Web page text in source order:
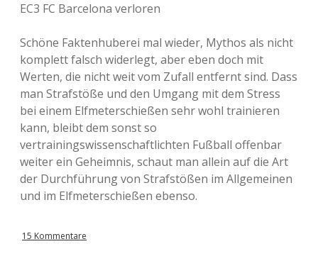
EC3 FC Barcelona verloren
Schöne Faktenhuberei mal wieder, Mythos als nicht
komplett falsch widerlegt, aber eben doch mit
Werten, die nicht weit vom Zufall entfernt sind. Dass
man Strafstöße und den Umgang mit dem Stress
bei einem Elfmeterschießen sehr wohl trainieren
kann, bleibt dem sonst so
vertrainingswissenschaftlichten Fußball offenbar
weiter ein Geheimnis, schaut man allein auf die Art
der Durchführung von Strafstößen im Allgemeinen
und im Elfmeterschießen ebenso.
15 Kommentare